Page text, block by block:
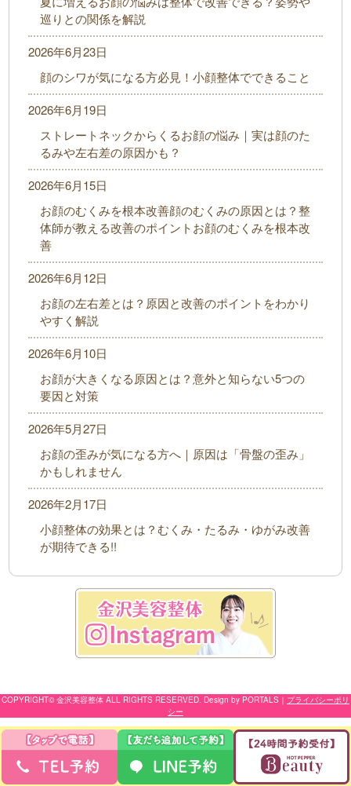
巡りとの関係を解説
顔のシワが気になる方必見！小顔整体でできること
2026年6月23日
ストレートネックからくるお顔の悩み｜実は顔のた
るみや左右差の原因かも？
2026年6月19日
お顔のむくみを根本改善顔のむくみの原因とは？整
体師が教える改善のポイントお顔のむくみを根本改
善
2026年6月15日
お顔の左右差とは？原因と改善のポイントをわかり
やすく解説
2026年6月12日
お顔が大きくなる原因とは？意外と知らない5つの
要因と対策
2026年6月10日
お顔の歪みが気になる方へ｜原因は「骨盤の歪み」
かもしれません
2026年5月27日
小顔整体の効果とは？むくみ・たるみ・ゆがみ改善
が期待できる!!
2026年2月17日
COPYRIGHT© 金沢美容整体 ALL RIGHTS RESERVED. Design by PORTALS ｜ プライバシーポリ
シー